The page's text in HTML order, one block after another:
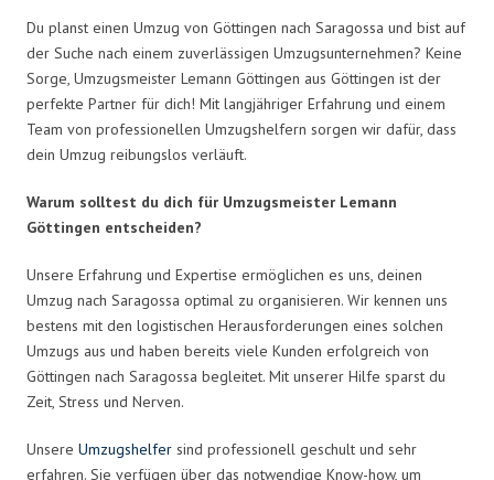
Du planst einen Umzug von Göttingen nach Saragossa und bist auf
der Suche nach einem zuverlässigen Umzugsunternehmen? Keine
Sorge, Umzugsmeister Lemann Göttingen aus Göttingen ist der
perfekte Partner für dich! Mit langjähriger Erfahrung und einem
Team von professionellen Umzugshelfern sorgen wir dafür, dass
dein Umzug reibungslos verläuft.
Warum solltest du dich für Umzugsmeister Lemann
Göttingen entscheiden?
Unsere Erfahrung und Expertise ermöglichen es uns, deinen
Umzug nach Saragossa optimal zu organisieren. Wir kennen uns
bestens mit den logistischen Herausforderungen eines solchen
Umzugs aus und haben bereits viele Kunden erfolgreich von
Göttingen nach Saragossa begleitet. Mit unserer Hilfe sparst du
Zeit, Stress und Nerven.
Unsere Umzugshelfer sind professionell geschult und sehr
erfahren. Sie verfügen über das notwendige Know-how, um